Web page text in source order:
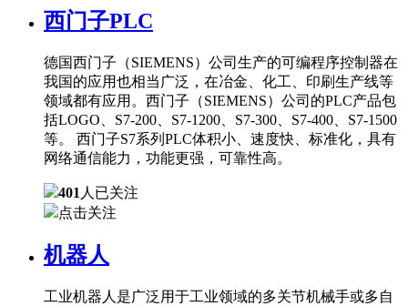
西门子PLC
德国西门子（SIEMENS）公司生产的可编程序控制器在
我国的应用也相当广泛，在冶金、化工、印刷生产线等
领域都有应用。西门子（SIEMENS）公司的PLC产品包
括LOGO、S7-200、S7-1200、S7-300、S7-400、S7-1500
等。 西门子S7系列PLC体积小、速度快、标准化，具有
网络通信能力，功能更强，可靠性高。
401 人已关注
点击关注
机器人
工业机器人是广泛用于工业领域的多关节机械手或多自